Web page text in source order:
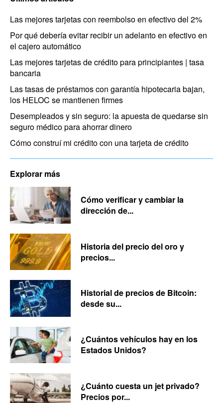
Las mejores tarjetas con reembolso en efectivo del 2%
Por qué debería evitar recibir un adelanto en efectivo en
el cajero automático
Las mejores tarjetas de crédito para principiantes | tasa
bancaria
Las tasas de préstamos con garantía hipotecaria bajan,
los HELOC se mantienen firmes
Desempleados y sin seguro: la apuesta de quedarse sin
seguro médico para ahorrar dinero
Cómo construí mi crédito con una tarjeta de crédito
Explorar más
Cómo verificar y cambiar la
dirección de...
Historia del precio del oro y
precios...
Historial de precios de Bitcoin:
desde su...
¿Cuántos vehículos hay en los
Estados Unidos?
¿Cuánto cuesta un jet privado?
Precios por...